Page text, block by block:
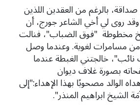
بالرغم من العقدين اللذين
وقد روى لي أخي الشاعر جورج، أن
مخطوطة "فوق الضباب"، فنالت
مسامرات لغوية. وعندماوصل
خالجتني الغبطة عندما
بصورة غلاف ديوان
الوالد مصحوبًا بهذا الإهداء:"إلى
الشيخ ابراهيم المنذر".